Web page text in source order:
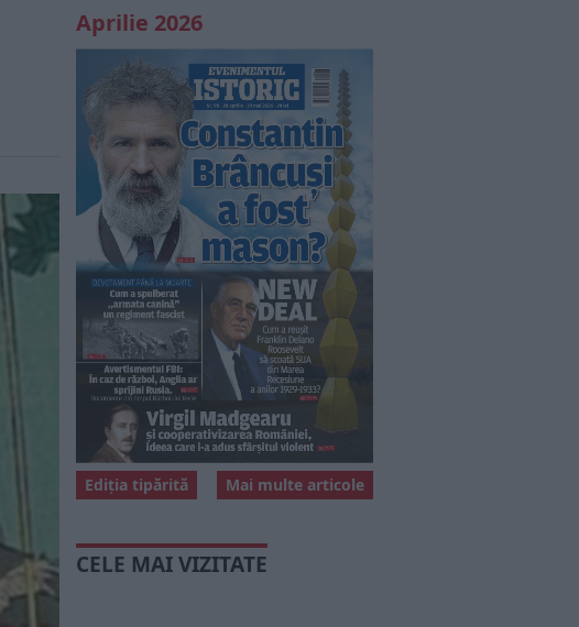
Aprilie 2026
Mai multe articole
Ediția tipărită
CELE MAI VIZITATE